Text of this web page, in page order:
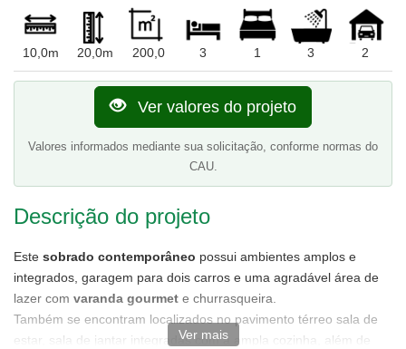
10,0m 20,0m 200,0 3 1 3 2
Ver valores do projeto
Valores informados mediante sua solicitação, conforme normas do
CAU.
Descrição do projeto
Este sobrado contemporâneo possui ambientes amplos e
integrados, garagem para dois carros e uma agradável área de
lazer com varanda gourmet e churrasqueira.
Também se encontram localizados no pavimento térreo sala de
estar, sala de jantar integradas com a ampla cozinha, além de
Ver mais